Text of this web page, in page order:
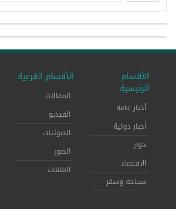
الأقسام
الرئيسية
أخبار عامة
أخبار دولية
حوار
الاقتصاد
سياحة وسفر
الأقسام الفرعية
المقالات
الفيديو
الصوتيات
الصور
الملفات